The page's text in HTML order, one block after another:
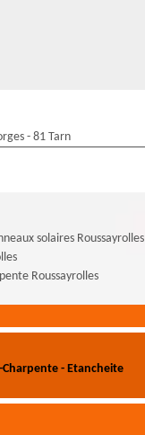
- 81 Tarn
solaires Roussayrolles
Roussayrolles
- Etancheite